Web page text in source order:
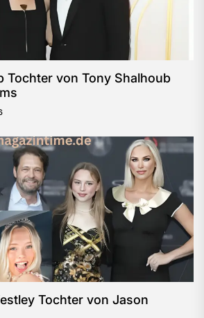
Tochter von Tony Shalhoub
Tochter von Jason